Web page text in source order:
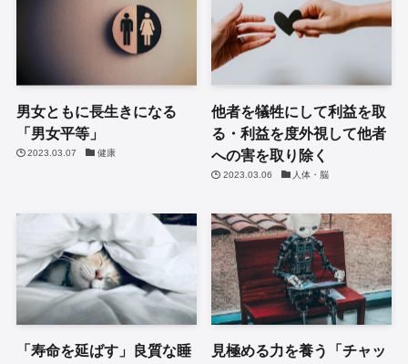
男女ともに長生きになる
「男女平等」
2023.03.07 健康
他者を犠牲にして利益を取
る・利益を度外視して他者
への害を取り除く
2023.03.06 人体・脳
「寿命を延ばす」良質な睡
見極める力を養う「チャッ